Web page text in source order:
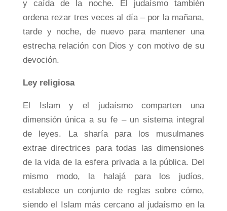
y caída de la noche. El judaísmo también
ordena rezar tres veces al día – por la mañana,
tarde y noche, de nuevo para mantener una
estrecha relación con Dios y con motivo de su
devoción.
Ley religiosa
El Islam y el judaísmo comparten una
dimensión única a su fe – un sistema integral
de leyes. La sharía para los musulmanes
extrae directrices para todas las dimensiones
de la vida de la esfera privada a la pública. Del
mismo modo, la halajá para los judíos,
establece un conjunto de reglas sobre cómo,
siendo el Islam más cercano al judaísmo en la